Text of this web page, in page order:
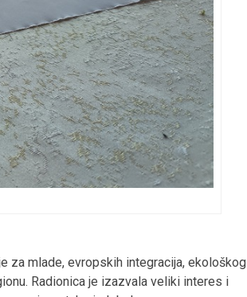
za mlade, evropskih integracija, ekološkog
Radionica je izazvala veliki interes i